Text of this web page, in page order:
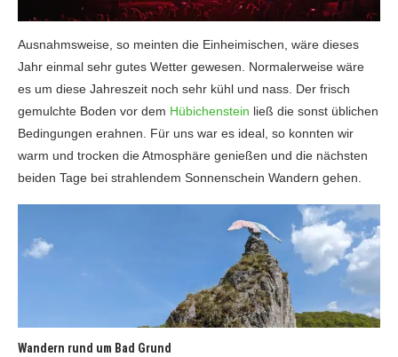
Ausnahmsweise, so meinten die Einheimischen, wäre dieses
Jahr einmal sehr gutes Wetter gewesen. Normalerweise wäre
es um diese Jahreszeit noch sehr kühl und nass. Der frisch
gemulchte Boden vor dem Hübichenstein ließ die sonst üblichen
Bedingungen erahnen. Für uns war es ideal, so konnten wir
warm und trocken die Atmosphäre genießen und die nächsten
beiden Tage bei strahlendem Sonnenschein Wandern gehen.
Wandern rund um Bad Grund